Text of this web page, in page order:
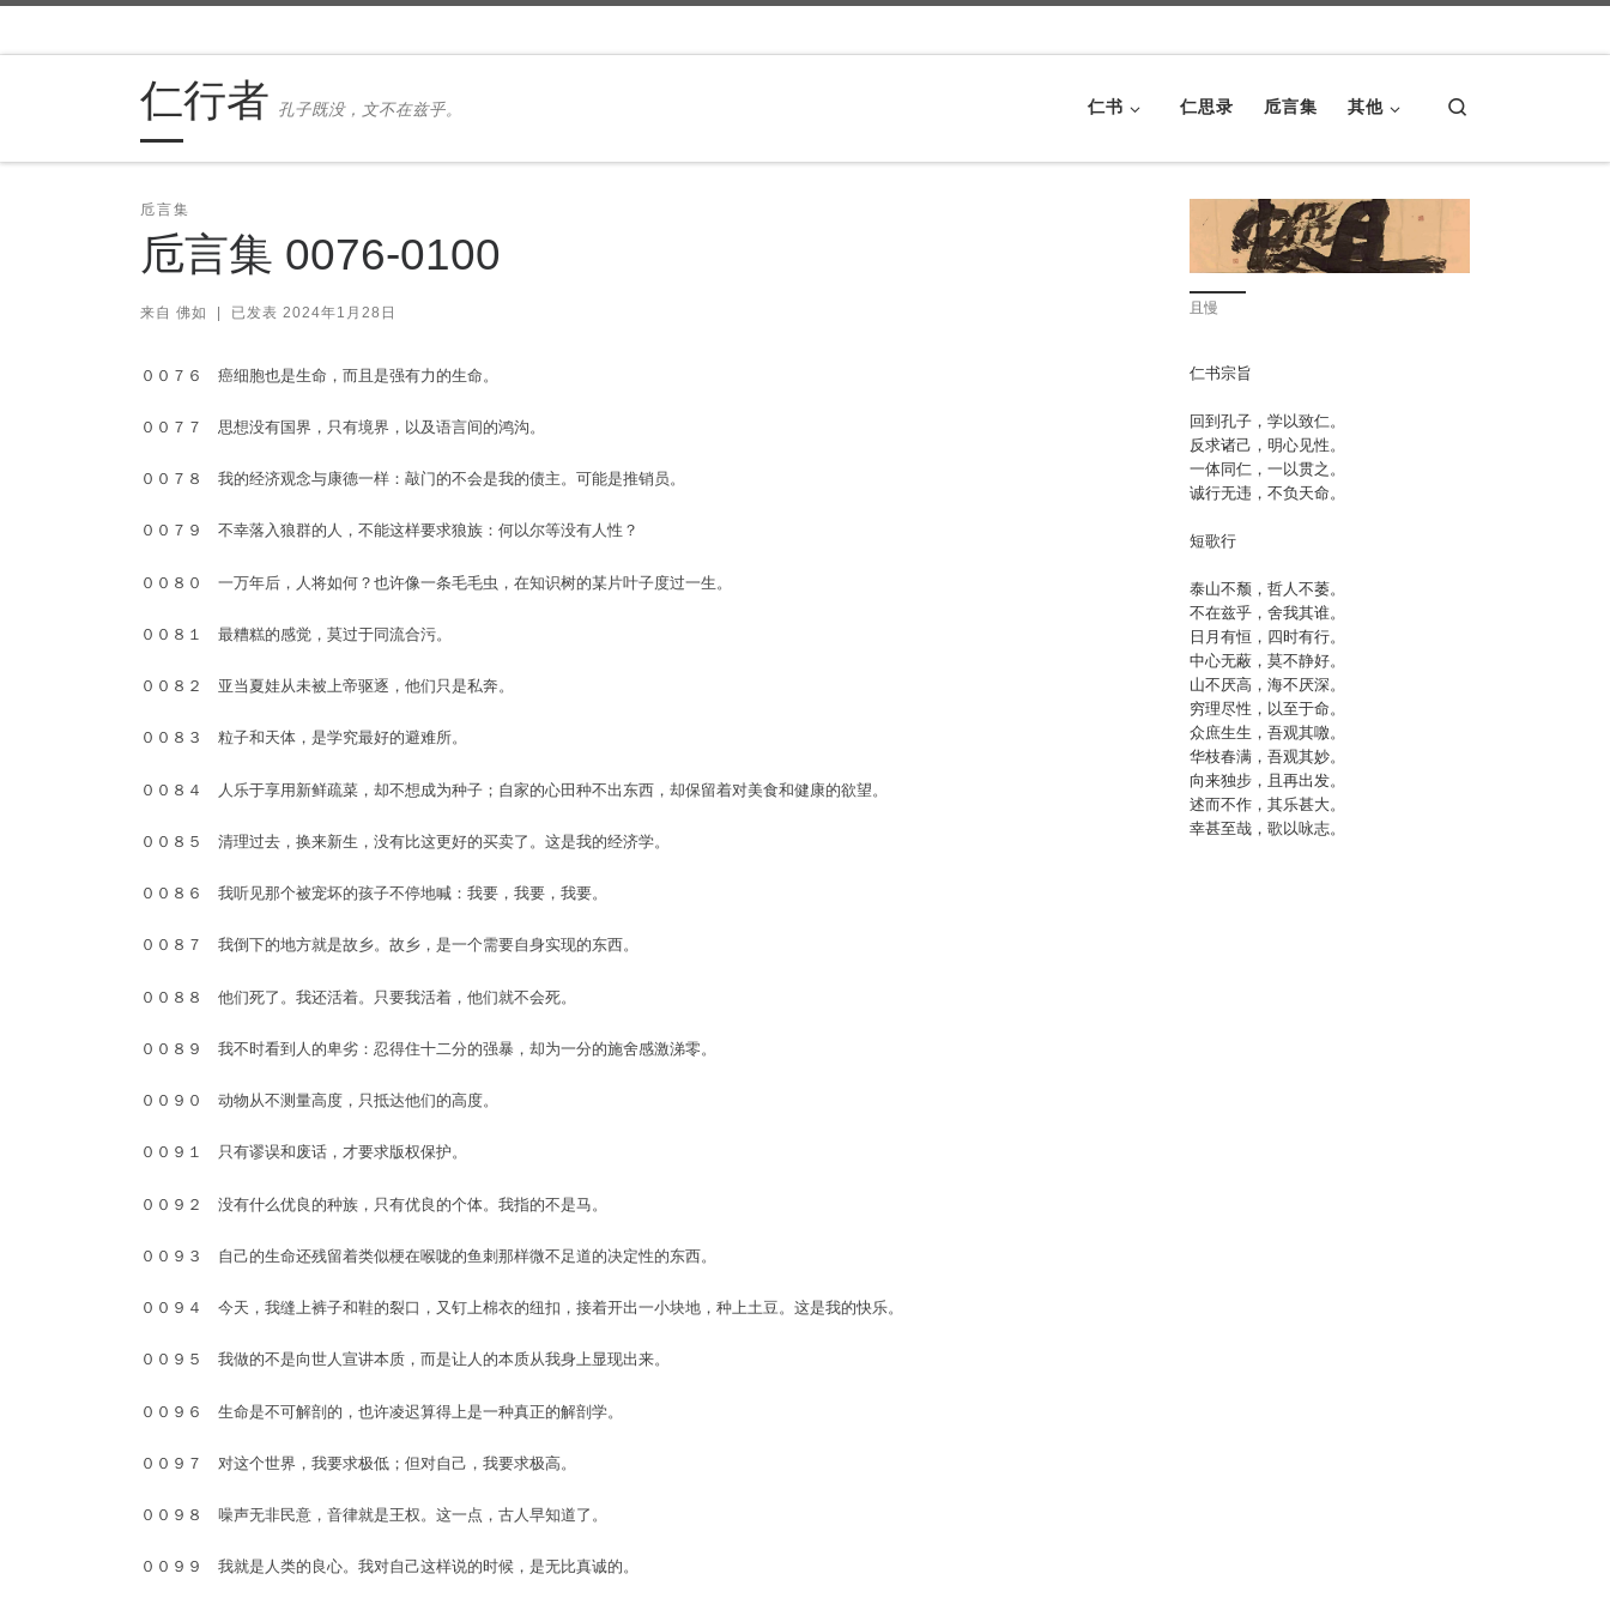
仁行者 孔子既没，文不在兹乎。 仁书 仁思录 卮言集 其他
卮言集
卮言集 0076-0100
来自 佛如 | 已发表 2024年1月28日
００７６ 癌细胞也是生命，而且是强有力的生命。
００７７ 思想没有国界，只有境界，以及语言间的鸿沟。
００７８ 我的经济观念与康德一样：敲门的不会是我的债主。可能是推销员。
００７９ 不幸落入狼群的人，不能这样要求狼族：何以尔等没有人性？
００８０ 一万年后，人将如何？也许像一条毛毛虫，在知识树的某片叶子度过一生。
００８１ 最糟糕的感觉，莫过于同流合污。
００８２ 亚当夏娃从未被上帝驱逐，他们只是私奔。
００８３ 粒子和天体，是学究最好的避难所。
００８４ 人乐于享用新鲜疏菜，却不想成为种子；自家的心田种不出东西，却保留着对美食和健康的欲望。
００８５ 清理过去，换来新生，没有比这更好的买卖了。这是我的经济学。
００８６ 我听见那个被宠坏的孩子不停地喊：我要，我要，我要。
００８７ 我倒下的地方就是故乡。故乡，是一个需要自身实现的东西。
００８８ 他们死了。我还活着。只要我活着，他们就不会死。
００８９ 我不时看到人的卑劣：忍得住十二分的强暴，却为一分的施舍感激涕零。
００９０ 动物从不测量高度，只抵达他们的高度。
００９１ 只有谬误和废话，才要求版权保护。
００９２ 没有什么优良的种族，只有优良的个体。我指的不是马。
００９３ 自己的生命还残留着类似梗在喉咙的鱼刺那样微不足道的决定性的东西。
００９４ 今天，我缝上裤子和鞋的裂口，又钉上棉衣的纽扣，接着开出一小块地，种上土豆。这是我的快乐。
００９５ 我做的不是向世人宣讲本质，而是让人的本质从我身上显现出来。
００９６ 生命是不可解剖的，也许凌迟算得上是一种真正的解剖学。
００９７ 对这个世界，我要求极低；但对自己，我要求极高。
００９８ 噪声无非民意，音律就是王权。这一点，古人早知道了。
００９９ 我就是人类的良心。我对自己这样说的时候，是无比真诚的。
且慢
仁书宗旨
回到孔子，学以致仁。
反求诸己，明心见性。
一体同仁，一以贯之。
诚行无违，不负天命。
短歌行
泰山不颓，哲人不萎。
不在兹乎，舍我其谁。
日月有恒，四时有行。
中心无蔽，莫不静好。
山不厌高，海不厌深。
穷理尽性，以至于命。
众庶生生，吾观其噭。
华枝春满，吾观其妙。
向来独步，且再出发。
述而不作，其乐甚大。
幸甚至哉，歌以咏志。